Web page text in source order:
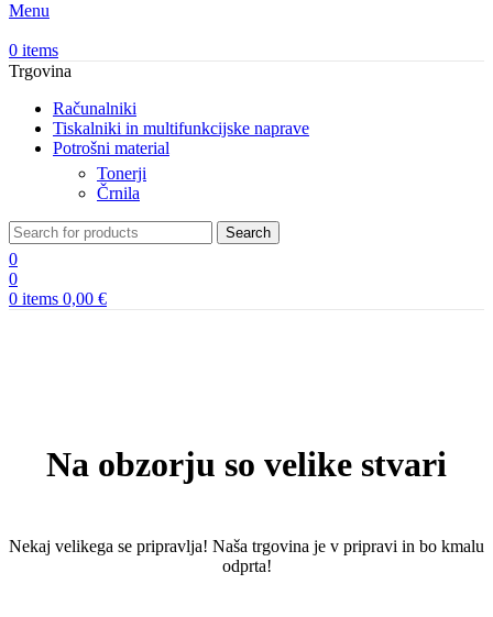
Menu
0 items
Trgovina
Računalniki
Tiskalniki in multifunkcijske naprave
Potrošni material
Tonerji
Črnila
Search
0
0
0 items 0,00 €
Na obzorju so velike stvari
Nekaj ​​velikega se pripravlja! Naša trgovina je v pripravi in ​​bo kmalu
odprta!